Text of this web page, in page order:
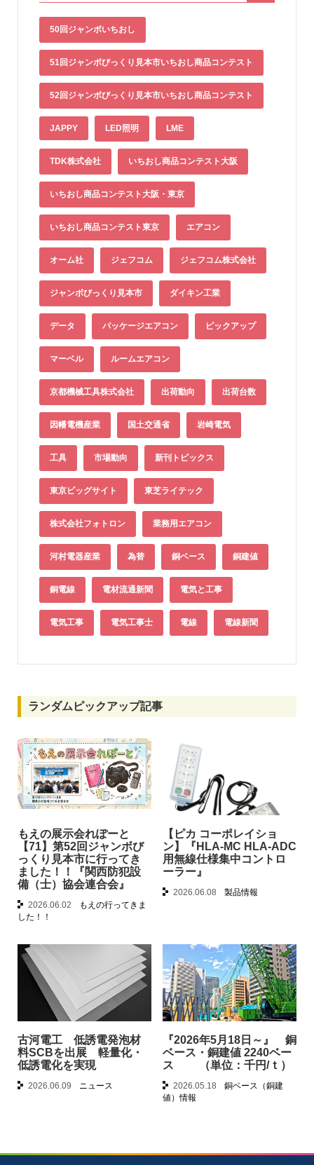
50回ジャンボいちおし
51回ジャンボびっくり見本市いちおし商品コンテスト
52回ジャンボびっくり見本市いちおし商品コンテスト
JAPPY LED照明 LME
TDK株式会社 いちおし商品コンテスト大阪
いちおし商品コンテスト大阪・東京
いちおし商品コンテスト東京 エアコン
オーム社 ジェフコム ジェフコム株式会社
ジャンボびっくり見本市 ダイキン工業
データ パッケージエアコン ピックアップ
マーベル ルームエアコン
京都機械工具株式会社 出荷動向 出荷台数
因幡電機産業 国土交通省 岩崎電気
工具 市場動向 新刊トピックス
東京ビッグサイト 東芝ライテック
株式会社フォトロン 業務用エアコン
河村電器産業 為替 銅ベース 銅建値
銅電線 電材流通新聞 電気と工事
電気工事 電気工事士 電線 電線新聞
ランダムピックアップ記事
もえの展示会れぽーと
【71】第52回ジャンボび
っくり見本市に行ってき
ました！！『関西防犯設
備（士）協会連合会』
2026.06.02
もえの行ってきま
した！！
【ピカ コーポレイショ
ン】『HLA-MC HLA-ADC
用無線仕様集中コントロ
ーラー』
2026.06.08 製品情報
古河電工 低誘電発泡材
料SCBを出展 軽量化・
低誘電化を実現
2026.06.09 ニュース
『2026年5月18日～』 銅
ベース・銅建値 2240ベー
ス （単位：千円/ｔ）
2026.05.18
銅ベース（銅建
値）情報